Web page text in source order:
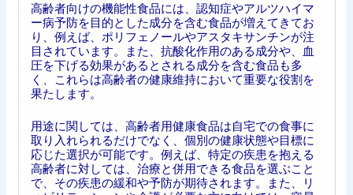
高齢者向けの機能性食品には、認知症やアルツハイマ
ー病予防を目的とした成分を含む食品が増えてきてお
り、例えば、ポリフェノールやアスタキサンチンが注
目されています。また、抗酸化作用のある成分や、血
圧を下げる効果があるとされる成分を含む食品も多
く、これらは高齢者の健康維持において重要な役割を
果たします。
用途に関しては、高齢者用健康食品は自宅での食事に
取り入れられるだけでなく、個別の健康状態や目標に
応じた選択が可能です。例えば、特定の疾患を抱える
高齢者に対しては、治療と併用できる食品を選ぶこと
で、その疾患の緩和や予防が期待されます。また、リ